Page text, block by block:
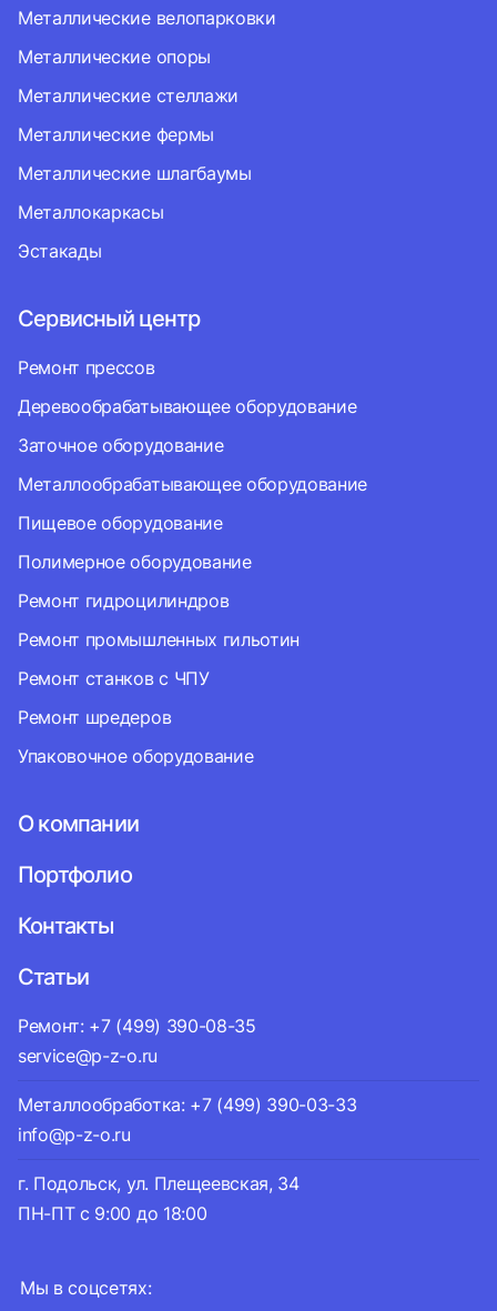
Мы в соцсетях:
Металлические велопарковки
Металлические опоры
Металлические стеллажи
Металлические фермы
Металлические шлагбаумы
Металлокаркасы
Эстакады
Сервисный центр
Ремонт прессов
Деревообрабатывающее оборудование
Заточное оборудование
Металлообрабатывающее оборудование
Пищевое оборудование
Полимерное оборудование
Ремонт гидроцилиндров
Ремонт промышленных гильотин
Ремонт станков с ЧПУ
Ремонт шредеров
Упаковочное оборудование
О компании
Портфолио
Контакты
Статьи
Ремонт: +7 (499) 390-08-35
service@p-z-o.ru
Металлообработка: +7 (499) 390-03-33
info@p-z-o.ru
г. Подольск, ул. Плещеевская, 34
ПН-ПТ с 9:00 до 18:00